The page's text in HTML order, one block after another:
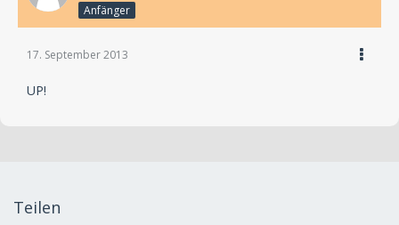
Anfänger
17. September 2013
UP!
Teilen